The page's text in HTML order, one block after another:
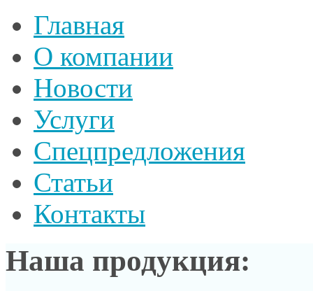
Главная
О компании
Новости
Услуги
Спецпредложения
Статьи
Контакты
Наша продукция: